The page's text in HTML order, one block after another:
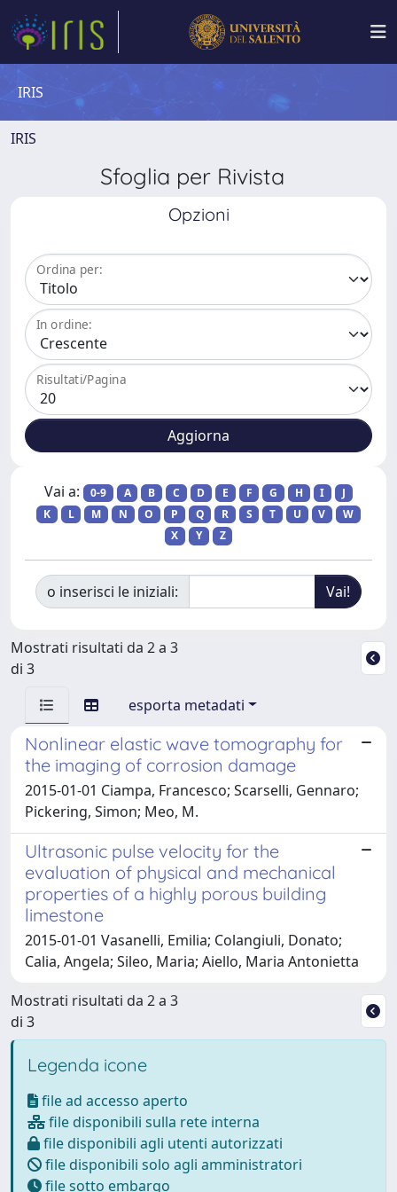
IRIS
IRIS
Sfoglia per Rivista
Opzioni
Ordina per:
In ordine:
Risultati/Pagina
Vai a: 0-9 A B C D E F G H I
J
K
L M N O P Q R S T U V
W
X
Y Z
o inserisci le iniziali:
Mostrati risultati da 2 a 3
di 3
esporta metadati
Nonlinear elastic wave tomography for
the imaging of corrosion damage
2015-01-01 Ciampa, Francesco; Scarselli, Gennaro;
Pickering, Simon; Meo, M.
Ultrasonic pulse velocity for the
evaluation of physical and mechanical
properties of a highly porous building
limestone
2015-01-01 Vasanelli, Emilia; Colangiuli, Donato;
Calia, Angela; Sileo, Maria; Aiello, Maria Antonietta
Mostrati risultati da 2 a 3
di 3
Legenda icone
file ad accesso aperto
file disponibili sulla rete interna
file disponibili agli utenti autorizzati
file disponibili solo agli amministratori
file sotto embargo